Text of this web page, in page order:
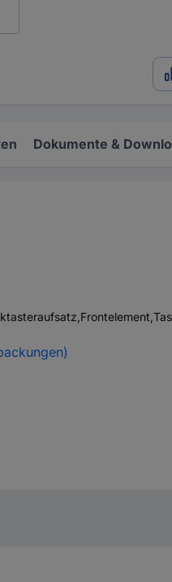
Dokumente &